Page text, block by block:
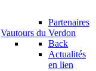
Partenaires
Vautours du Verdon
Back
Actualités
en lien